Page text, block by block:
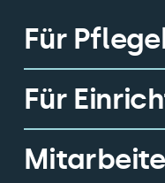
Für
Für